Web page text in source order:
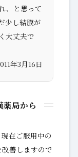
、と思って
少し結膜が
大丈夫で
年3月16日
薬局から
在ご服用中の
善しますので